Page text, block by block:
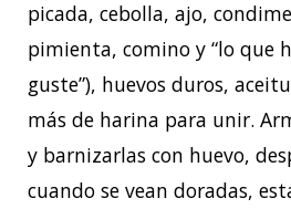
picada, cebolla, ajo,
pimienta, comino y “lo que
guste”), huevos duros,
más de harina para unir.
y barnizarlas con huevo,
cuando se vean doradas,